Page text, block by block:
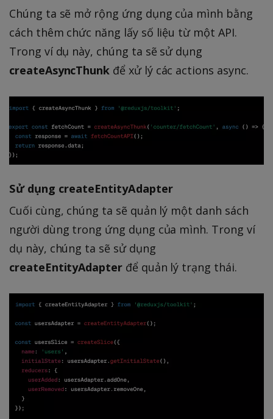
Chúng ta sẽ mở rộng ứng dụng của mình bằng
cách thêm chức năng lấy số liệu từ một API.
Trong ví dụ này, chúng ta sẽ sử dụng
createAsyncThunk để xử lý các actions async.
Sử dụng createEntityAdapter
Cuối cùng, chúng ta sẽ quản lý một danh sách
người dùng trong ứng dụng của mình. Trong ví
dụ này, chúng ta sẽ sử dụng
createEntityAdapterđể quản lý trạng thái.